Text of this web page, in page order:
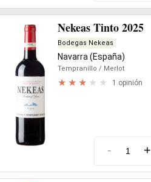
Nekeas Tinto 2025
Bodegas Nekeas
Navarra (España)
Tempranillo / Merlot
1 opinión
- +